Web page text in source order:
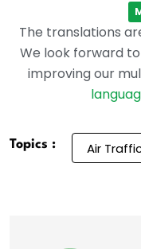
The translations
We look forward
improving our
Topics : Air